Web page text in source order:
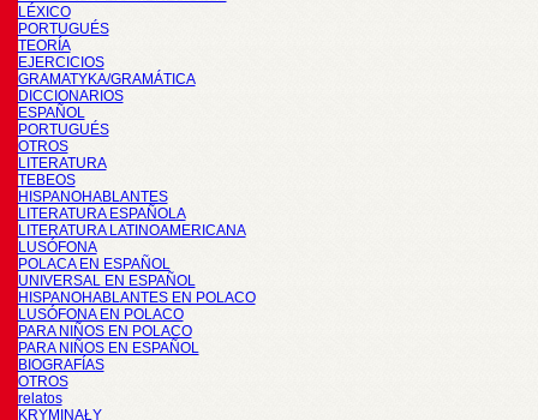
LÉXICO
PORTUGUÉS
TEORÍA
EJERCICIOS
GRAMATYKA/GRAMÁTICA
DICCIONARIOS
ESPAÑOL
PORTUGUÉS
OTROS
LITERATURA
TEBEOS
HISPANOHABLANTES
LITERATURA ESPAÑOLA
LITERATURA LATINOAMERICANA
LUSÓFONA
POLACA EN ESPAÑOL
UNIVERSAL EN ESPAÑOL
HISPANOHABLANTES EN POLACO
LUSÓFONA EN POLACO
PARA NIÑOS EN POLACO
PARA NIÑOS EN ESPAÑOL
BIOGRAFÍAS
OTROS
relatos
KRYMINAŁY